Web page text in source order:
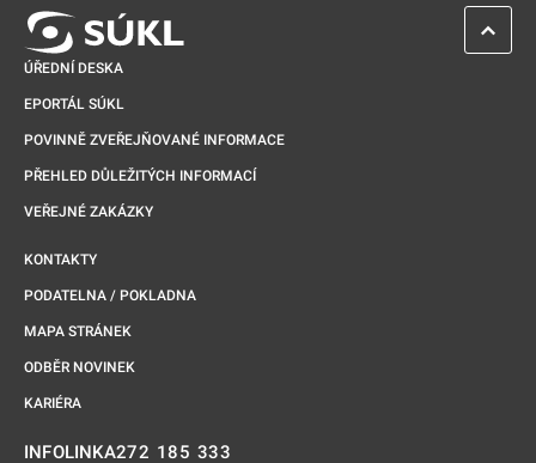
ÚŘEDNÍ DESKA
EPORTÁL SÚKL
POVINNĚ ZVEŘEJŇOVANÉ INFORMACE
PŘEHLED DŮLEŽITÝCH INFORMACÍ
VEŘEJNÉ ZAKÁZKY
KONTAKTY
PODATELNA / POKLADNA
MAPA STRÁNEK
ODBĚR NOVINEK
KARIÉRA
INFOLINKA272 185 333
ZPĚT